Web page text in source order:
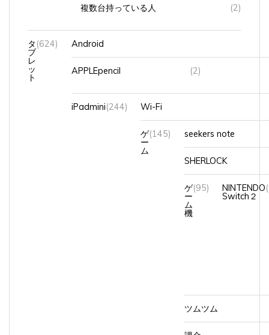
タ
ブ
レ
ッ
ト
(624) Android
APPLEpencil (2)
iPadmini(244) Wi-Fi
ゲ
ー
ム
(145) seekers note
SHERLOCK
ゲ
ー
ム
機
(95) NINTENDO
Switch２
ツムツム
課金